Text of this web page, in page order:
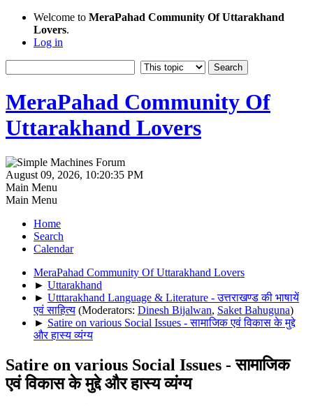
Welcome to MeraPahad Community Of Uttarakhand
Lovers.
Log in
MeraPahad Community Of
Uttarakhand Lovers
August 09, 2026, 10:20:35 PM
Main Menu
Main Menu
Home
Search
Calendar
MeraPahad Community Of Uttarakhand Lovers
► Uttarakhand
► Utttarakhand Language & Literature - उत्तराखण्ड की भाषायें
एवं साहित्य (Moderators: Dinesh Bijalwan, Saket Bahuguna)
► Satire on various Social Issues - सामाजिक एवं विकास के मुद्दे
और हास्य व्यंग्य
Satire on various Social Issues - सामाजिक
एवं विकास के मुद्दे और हास्य व्यंग्य